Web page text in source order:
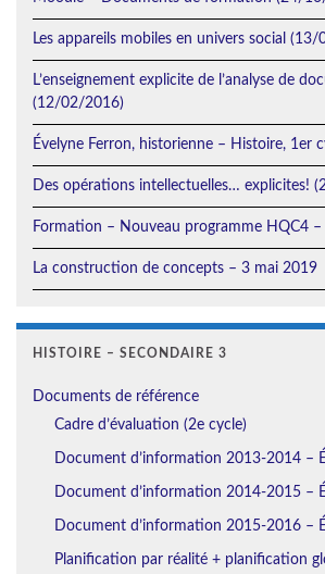
Les appareils mobiles en univers social
L’enseignement explicite de l’analyse de
(12/02/2016)
Évelyne Ferron, historienne – Histoire, 1er
Des opérations intellectuelles… explicites!
Formation – Nouveau programme HQC4
La construction de concepts – 3 mai 2019
HISTOIRE – SECONDAIRE 3
Documents de référence
Cadre d’évaluation (2e cycle)
Document d’information 2013-2014 –
Document d’information 2014-2015 –
Document d’information 2015-2016 –
Planification par réalité + planification